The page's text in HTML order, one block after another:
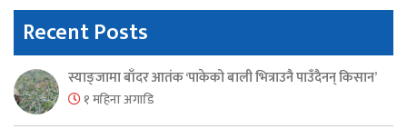
Recent Posts
स्याङ्जामा बाँदर आतंक ‘पाकेको बाली भित्राउनै पाउँदैनन् किसान’
१ महिना अगाडि